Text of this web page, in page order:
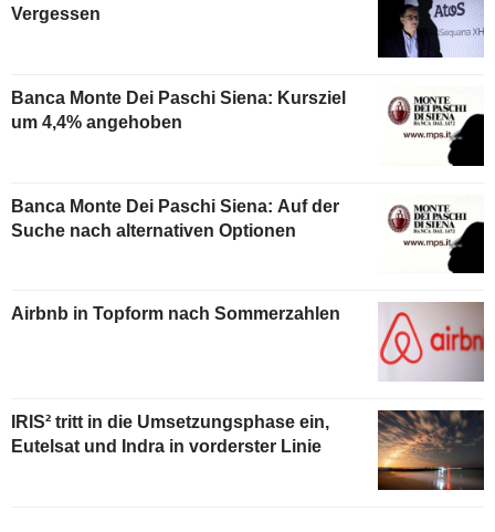
Vergessen
Banca Monte Dei Paschi Siena: Kursziel
um 4,4% angehoben
Banca Monte Dei Paschi Siena: Auf der
Suche nach alternativen Optionen
Airbnb in Topform nach Sommerzahlen
IRIS² tritt in die Umsetzungsphase ein,
Eutelsat und Indra in vorderster Linie